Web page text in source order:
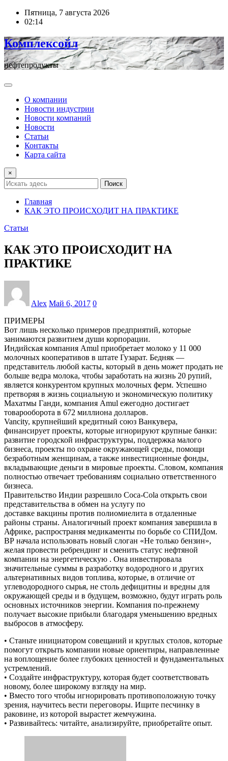
ПерейтиПятница, 7 августа 2026
02:14
Комплексойл
нефтепродукты
О компании
Новости индустрии
Новости компаний
Новости
Статьи
Контакты
Карта сайта
×
Поиск
Главная
КАК ЭТО ПРОИСХОДИТ НА ПРАКТИКЕ
Статьи
КАК ЭТО ПРОИСХОДИТ НА
ПРАКТИКЕ
Alex Май 6, 2017 0
ПРИМЕРЫ
Вот лишь несколько примеров предприятий, которые
занимаются развитием души корпорации.
Индийская компания Amul приобретает молоко у 11 000
молочных кооперативов в штате Гузарат. Бедняк —
представитель любой касты, который в день может продать не
больше ведра молока, чтобы заработать на жизнь 20 рупий,
является конкурентом крупных молочных ферм. Успешно
претворяя в жизнь социальную и экономическую политику
Махатмы Ганди, компания Amul ежегодно достигает
товарооборота в 672 миллиона долларов.
Vancity, крупнейший кредитный союз Ванкувера,
финансирует проекты, которые игнорируют крупные банки:
развитие городской инфраструктуры, поддержка малого
бизнеса, проекты по охране окружающей среды, помощи
безработным женщинам, а также инвестиционные фонды,
вкладывающие деньги в мировые проекты. Словом, компания
полностью отвечает требованиям социально ответственного
бизнеса.
Правительство Индии разрешило Coca-Cola открыть свои
представительства в обмен на услугу по
доставке вакцины против полиомиелита в отдаленные
районы страны. Аналогичный проект компания завершила в
Африке, распространяя медикаменты по борьбе со СПИДом.
ВР начала использовать новый слоган «Не только бензин»,
желая провести ребрендинг и сменить статус нефтяной
компании на энергетическую . Она инвестировала
значительные суммы в разработку водородного и других
альтернативных видов топлива, которые, в отличие от
углеводородного сырья, не столь дефицитны и вредны для
окружающей среды и в будущем, возможно, будут играть роль
основных источников энергии. Компания по-прежнему
получает высокие прибыли благодаря уменьшению вредных
выбросов в атмосферу.
• Станьте инициатором совещаний и круглых столов, которые
помогут открыть компании новые ориентиры, направленные
на воплощение более глубоких ценностей и фундаментальных
устремлений.
• Создайте инфраструктуру, которая будет соответствовать
новому, более широкому взгляду на мир.
• Вместо того чтобы игнорировать противоположную точку
зрения, научитесь вести переговоры. Ищите песчинку в
раковине, из которой вырастет жемчужина.
• Развивайтесь: читайте, анализируйте, приобретайте опыт.